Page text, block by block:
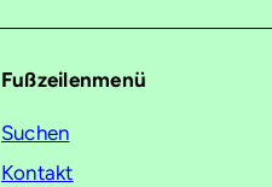
Fußzeilenmenü
Suchen
Kontakt